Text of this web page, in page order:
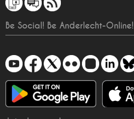
Be Social! Be Anderlecht-Online!